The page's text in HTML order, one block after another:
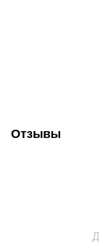
Отзывы